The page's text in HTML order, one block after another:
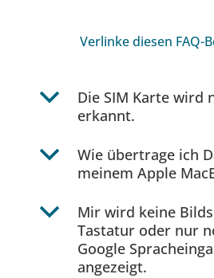
Verlinke diesen FAQ-
b
Die SIM Karte wird
erkannt.
b
Wie übertrage ich
meinem Apple
b
Mir wird keine
Tastatur oder nur
Google
angezeigt.